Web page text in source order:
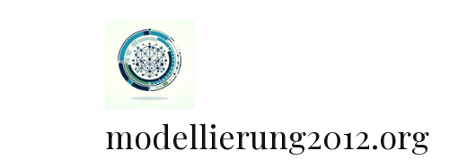
modellierung2012.org